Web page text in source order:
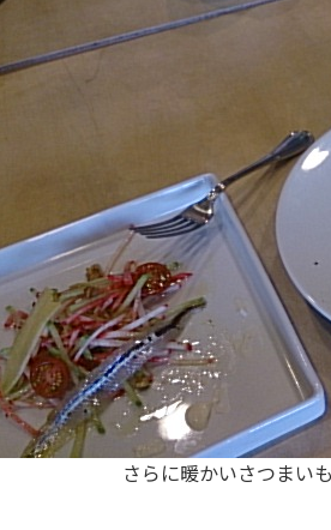
さらに暖かいさつま